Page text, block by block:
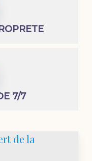
7/7
de la